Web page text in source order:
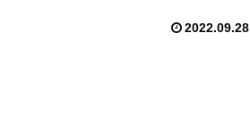
2022.09.28